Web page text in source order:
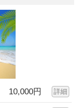
10,000円 詳細